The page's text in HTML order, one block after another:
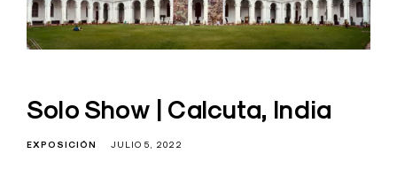
Solo Show | Calcuta, India
EXPOSICIÓN JULIO 5, 2022